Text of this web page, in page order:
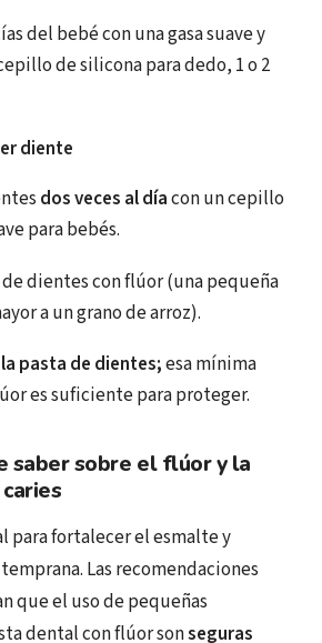
del bebé con una gasa suave y
de silicona para dedo, 1 o 2
diente
dos veces al díacon un cepillo
para bebés.
de dientes con flúor (una pequeña
a un grano de arroz).
pasta de dientes;esa mínima
es suficiente para proteger.
saber sobre el flúor y la
para fortalecer el esmalte y
Las recomendaciones
que el uso de pequeñas
dental con flúor sonseguras